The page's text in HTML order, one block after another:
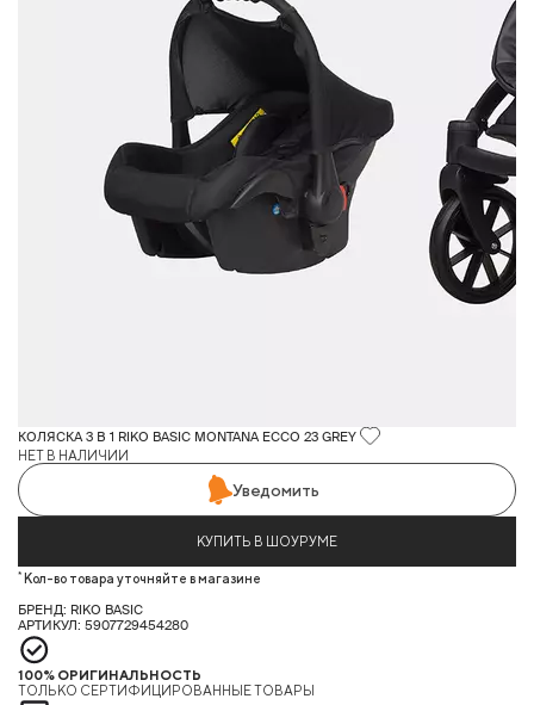
КОЛЯСКА 3 В 1 RIKO BASIC MONTANA ECCO 23 GREY
НЕТ В НАЛИЧИИ
Уведомить
КУПИТЬ В ШОУРУМЕ
* Кол-во товара уточняйте в магазине
БРЕНД: RIKO BASIC
АРТИКУЛ: 5907729454280
100% ОРИГИНАЛЬНОСТЬ
ТОЛЬКО СЕРТИФИЦИРОВАННЫЕ ТОВАРЫ